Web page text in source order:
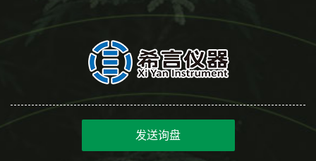
发送询盘